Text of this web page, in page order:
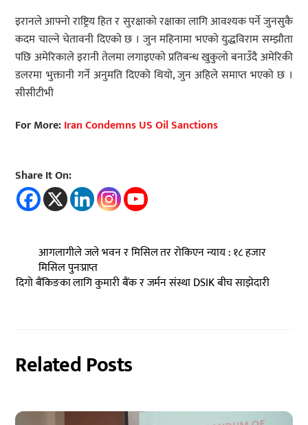
इरानले आफ्नो राष्ट्रिय हित र सुरक्षाको रक्षाका लागि आवश्यक पर्ने जुनसुकै
कदम चाल्ने चेतावनी दिएको छ । जुन महिनामा भएको युद्धविराम सम्झौता
पछि अमेरिकाले इरानी तेलमा लगाइएको प्रतिबन्ध खुकुलो बनाउँदै अमेरिकी
डलरमा भुक्तानी गर्ने अनुमति दिएको थियो, जुन अहिले समाप्त भएको छ ।
सीसीटीभी
For More:Iran Condemns US Oil Sanctions
Share It On:
आगलागीले जले भवन र मिसिल तर रोकिएन न्याय : १८ हजार
मिसिल पुनःप्राप्त
दिगो बैंकिङका लागि कुमारी बैंक र जर्मन संस्था DSIK बीच साझेदारी
Related Posts